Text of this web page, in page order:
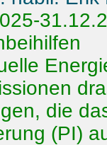
die
(PI)